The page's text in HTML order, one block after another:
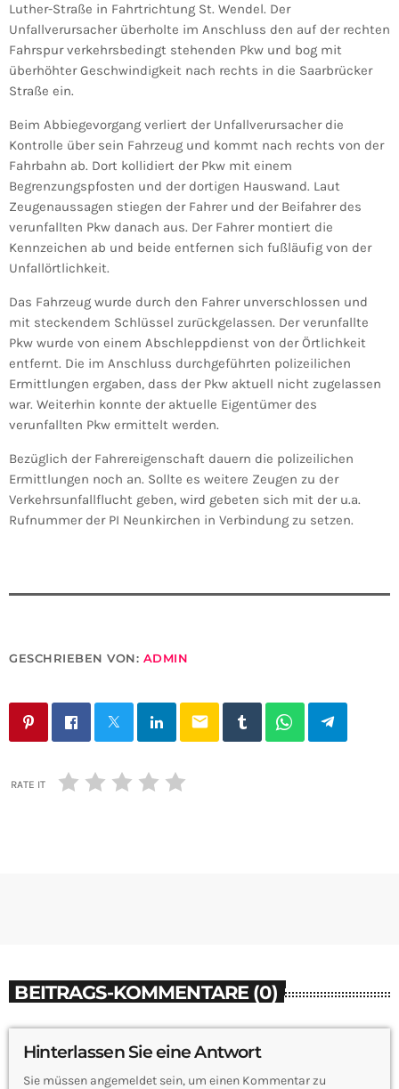
Luther-Straße in Fahrtrichtung St. Wendel. Der
Unfallverursacher überholte im Anschluss den auf der rechten
Fahrspur verkehrsbedingt stehenden Pkw und bog mit
überhöhter Geschwindigkeit nach rechts in die Saarbrücker
Straße ein.
Beim Abbiegevorgang verliert der Unfallverursacher die
Kontrolle über sein Fahrzeug und kommt nach rechts von der
Fahrbahn ab. Dort kollidiert der Pkw mit einem
Begrenzungspfosten und der dortigen Hauswand. Laut
Zeugenaussagen stiegen der Fahrer und der Beifahrer des
verunfallten Pkw danach aus. Der Fahrer montiert die
Kennzeichen ab und beide entfernen sich fußläufig von der
Unfallörtlichkeit.
Das Fahrzeug wurde durch den Fahrer unverschlossen und
mit steckendem Schlüssel zurückgelassen. Der verunfallte
Pkw wurde von einem Abschleppdienst von der Örtlichkeit
entfernt. Die im Anschluss durchgeführten polizeilichen
Ermittlungen ergaben, dass der Pkw aktuell nicht zugelassen
war. Weiterhin konnte der aktuelle Eigentümer des
verunfallten Pkw ermittelt werden.
Bezüglich der Fahrereigenschaft dauern die polizeilichen
Ermittlungen noch an. Sollte es weitere Zeugen zu der
Verkehrsunfallflucht geben, wird gebeten sich mit der u.a.
Rufnummer der PI Neunkirchen in Verbindung zu setzen.
GESCHRIEBEN VON: ADMIN
email
RATE IT
BEITRAGS-KOMMENTARE (0)
Hinterlassen Sie eine Antwort
Sie müssen angemeldet sein, um einen Kommentar zu